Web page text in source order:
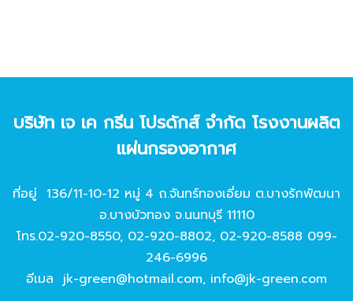
บริษัท เจ เค กรีน โปรดักส์ จํากัด โรงงานผลิต
แผ่นกรองอากาศ
ที่อยู่ 136/11-10-12 หมู่ 4 ถ.จันทร์ทองเอี่ยม ต.บางรักพัฒนา
อ.บางบัวทอง จ.นนทบุรี 11110
โทร.02-920-8550, 02-920-8802, 02-920-8588 099-
246-6996
อีเมล jk-green@hotmail.com, info@jk-green.com